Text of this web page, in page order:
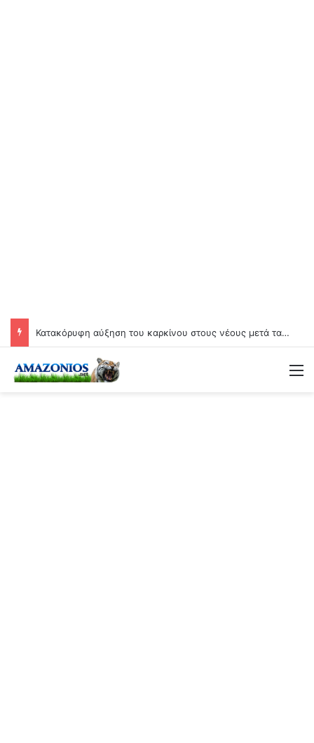
Κατακόρυφη αύξηση του καρκίνου στους νέους μετά τα εμβόλια Covid: Άνοδος έως και 71% σε ορισμένες μορφές της νόσου!